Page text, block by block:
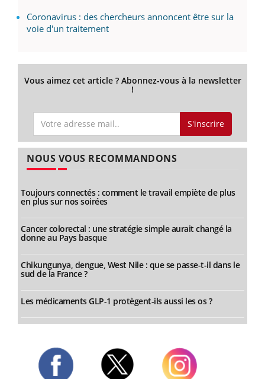
Coronavirus : des chercheurs annoncent être sur la
voie d'un traitement
Vous aimez cet article ? Abonnez-vous à la newsletter
!
S'inscrire
NOUS VOUS RECOMMANDONS
Toujours connectés : comment le travail empiète de plus
en plus sur nos soirées
Cancer colorectal : une stratégie simple aurait changé la
donne au Pays basque
Chikungunya, dengue, West Nile : que se passe-t-il dans le
sud de la France ?
Les médicaments GLP-1 protègent-ils aussi les os ?